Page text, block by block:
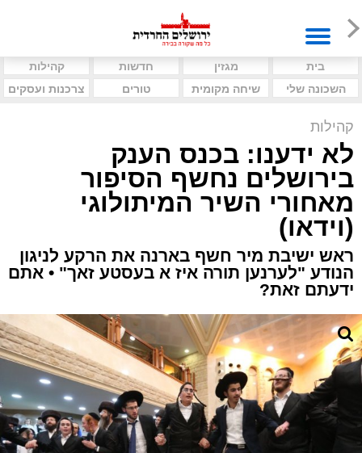
בית מגזין חדשות
קהילות
השכונה שלי
שיחה מקומית טורים צרכנות ועסקים
קהילות
לא ידענו: בכנס הענק
בירושלים נחשף הסיפור
מאחורי השיר המיתולוגי
(וידאו)
ראש ישיבת מיר חשף בארנה את הרקע לניגון
הנודע "לערנען תורה איז א בעסטע זאך" • אתם
ידעתם זאת?